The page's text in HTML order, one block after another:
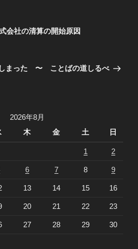
会社の清算の開始原因
まった 〜 ことばの道しるべ
2026年8月
木 金 土 日
1 2
6 7 8 9
13 14 15 16
20 21 22 23
27 28 29 30